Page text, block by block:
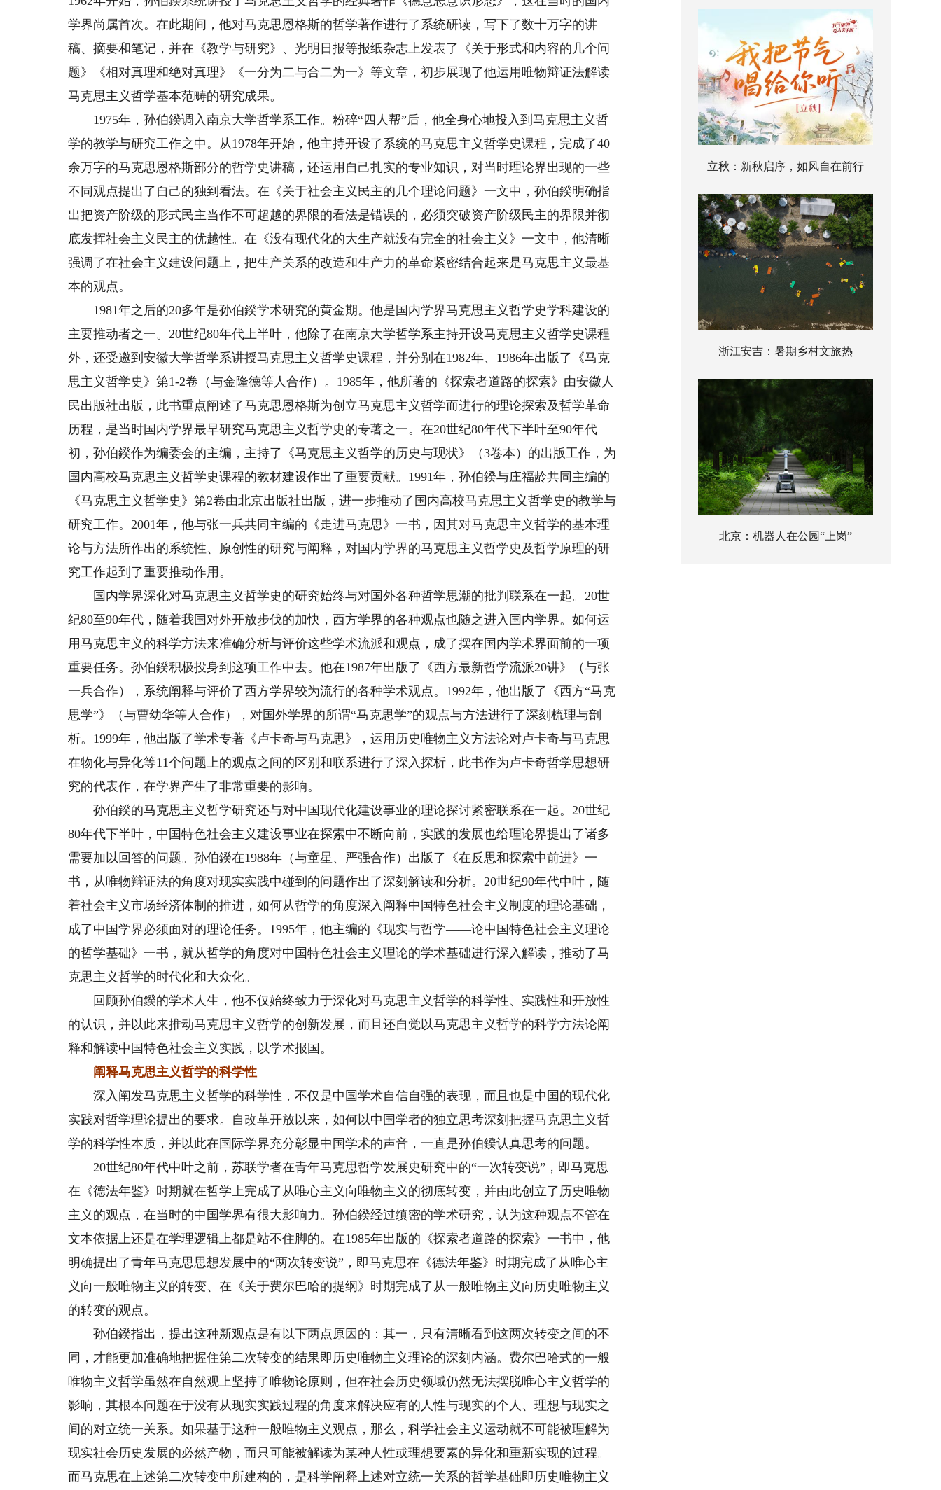
学界尚属首次。在此期间，他对马克思恩格斯的哲学著作进行了系统研读，写下了数十万字的讲
稿、摘要和笔记，并在《教学与研究》、光明日报等报纸杂志上发表了《关于形式和内容的几个问
题》《相对真理和绝对真理》《一分为二与合二为一》等文章，初步展现了他运用唯物辩证法解读
马克思主义哲学基本范畴的研究成果。
1975年，孙伯鍨调入南京大学哲学系工作。粉碎“四人帮”后，他全身心地投入到马克思主义哲
学的教学与研究工作之中。从1978年开始，他主持开设了系统的马克思主义哲学史课程，完成了40
余万字的马克思恩格斯部分的哲学史讲稿，还运用自己扎实的专业知识，对当时理论界出现的一些
不同观点提出了自己的独到看法。在《关于社会主义民主的几个理论问题》一文中，孙伯鍨明确指
出把资产阶级的形式民主当作不可超越的界限的看法是错误的，必须突破资产阶级民主的界限并彻
底发挥社会主义民主的优越性。在《没有现代化的大生产就没有完全的社会主义》一文中，他清晰
强调了在社会主义建设问题上，把生产关系的改造和生产力的革命紧密结合起来是马克思主义最基
本的观点。
1981年之后的20多年是孙伯鍨学术研究的黄金期。他是国内学界马克思主义哲学史学科建设的
主要推动者之一。20世纪80年代上半叶，他除了在南京大学哲学系主持开设马克思主义哲学史课程
外，还受邀到安徽大学哲学系讲授马克思主义哲学史课程，并分别在1982年、1986年出版了《马克
思主义哲学史》第1-2卷（与金隆德等人合作）。1985年，他所著的《探索者道路的探索》由安徽人
民出版社出版，此书重点阐述了马克思恩格斯为创立马克思主义哲学而进行的理论探索及哲学革命
历程，是当时国内学界最早研究马克思主义哲学史的专著之一。在20世纪80年代下半叶至90年代
初，孙伯鍨作为编委会的主编，主持了《马克思主义哲学的历史与现状》（3卷本）的出版工作，为
国内高校马克思主义哲学史课程的教材建设作出了重要贡献。1991年，孙伯鍨与庄福龄共同主编的
《马克思主义哲学史》第2卷由北京出版社出版，进一步推动了国内高校马克思主义哲学史的教学与
研究工作。2001年，他与张一兵共同主编的《走进马克思》一书，因其对马克思主义哲学的基本理
论与方法所作出的系统性、原创性的研究与阐释，对国内学界的马克思主义哲学史及哲学原理的研
究工作起到了重要推动作用。
国内学界深化对马克思主义哲学史的研究始终与对国外各种哲学思潮的批判联系在一起。20世
纪80至90年代，随着我国对外开放步伐的加快，西方学界的各种观点也随之进入国内学界。如何运
用马克思主义的科学方法来准确分析与评价这些学术流派和观点，成了摆在国内学术界面前的一项
重要任务。孙伯鍨积极投身到这项工作中去。他在1987年出版了《西方最新哲学流派20讲》（与张
一兵合作），系统阐释与评价了西方学界较为流行的各种学术观点。1992年，他出版了《西方“马克
思学”》（与曹幼华等人合作），对国外学界的所谓“马克思学”的观点与方法进行了深刻梳理与剖
析。1999年，他出版了学术专著《卢卡奇与马克思》，运用历史唯物主义方法论对卢卡奇与马克思
在物化与异化等11个问题上的观点之间的区别和联系进行了深入探析，此书作为卢卡奇哲学思想研
究的代表作，在学界产生了非常重要的影响。
孙伯鍨的马克思主义哲学研究还与对中国现代化建设事业的理论探讨紧密联系在一起。20世纪
80年代下半叶，中国特色社会主义建设事业在探索中不断向前，实践的发展也给理论界提出了诸多
需要加以回答的问题。孙伯鍨在1988年（与童星、严强合作）出版了《在反思和探索中前进》一
书，从唯物辩证法的角度对现实实践中碰到的问题作出了深刻解读和分析。20世纪90年代中叶，随
着社会主义市场经济体制的推进，如何从哲学的角度深入阐释中国特色社会主义制度的理论基础，
成了中国学界必须面对的理论任务。1995年，他主编的《现实与哲学——论中国特色社会主义理论
的哲学基础》一书，就从哲学的角度对中国特色社会主义理论的学术基础进行深入解读，推动了马
克思主义哲学的时代化和大众化。
回顾孙伯鍨的学术人生，他不仅始终致力于深化对马克思主义哲学的科学性、实践性和开放性
的认识，并以此来推动马克思主义哲学的创新发展，而且还自觉以马克思主义哲学的科学方法论阐
释和解读中国特色社会主义实践，以学术报国。
阐释马克思主义哲学的科学性
深入阐发马克思主义哲学的科学性，不仅是中国学术自信自强的表现，而且也是中国的现代化
实践对哲学理论提出的要求。自改革开放以来，如何以中国学者的独立思考深刻把握马克思主义哲
学的科学性本质，并以此在国际学界充分彰显中国学术的声音，一直是孙伯鍨认真思考的问题。
20世纪80年代中叶之前，苏联学者在青年马克思哲学发展史研究中的“一次转变说”，即马克思
在《德法年鉴》时期就在哲学上完成了从唯心主义向唯物主义的彻底转变，并由此创立了历史唯物
主义的观点，在当时的中国学界有很大影响力。孙伯鍨经过缜密的学术研究，认为这种观点不管在
文本依据上还是在学理逻辑上都是站不住脚的。在1985年出版的《探索者道路的探索》一书中，他
明确提出了青年马克思思想发展中的“两次转变说”，即马克思在《德法年鉴》时期完成了从唯心主
义向一般唯物主义的转变、在《关于费尔巴哈的提纲》时期完成了从一般唯物主义向历史唯物主义
的转变的观点。
孙伯鍨指出，提出这种新观点是有以下两点原因的：其一，只有清晰看到这两次转变之间的不
同，才能更加准确地把握住第二次转变的结果即历史唯物主义理论的深刻内涵。费尔巴哈式的一般
唯物主义哲学虽然在自然观上坚持了唯物论原则，但在社会历史领域仍然无法摆脱唯心主义哲学的
影响，其根本问题在于没有从现实实践过程的角度来解决应有的人性与现实的个人、理想与现实之
间的对立统一关系。如果基于这种一般唯物主义观点，那么，科学社会主义运动就不可能被理解为
现实社会历史发展的必然产物，而只可能被解读为某种人性或理想要素的异化和重新实现的过程。
而马克思在上述第二次转变中所建构的，是科学阐释上述对立统一关系的哲学基础即历史唯物主义
立秋：新秋启序，如风自在前行
浙江安吉：暑期乡村文旅热
北京：机器人在公园“上岗”